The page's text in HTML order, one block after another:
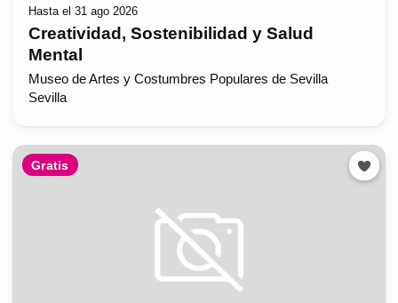
Hasta el 31 ago 2026
Creatividad, Sostenibilidad y Salud
Mental
Museo de Artes y Costumbres Populares de Sevilla
Sevilla
Gratis